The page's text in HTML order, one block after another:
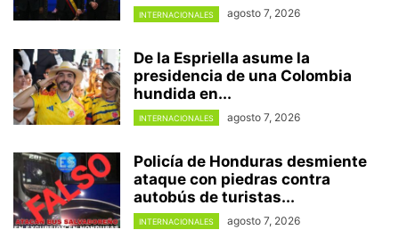
INTERNACIONALES agosto 7, 2026
De la Espriella asume la
presidencia de una Colombia
hundida en...
INTERNACIONALES agosto 7, 2026
Policía de Honduras desmiente
ataque con piedras contra
autobús de turistas...
INTERNACIONALES agosto 7, 2026